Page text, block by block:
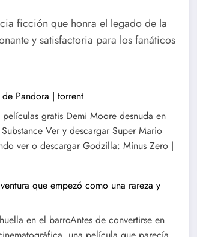
ficción que honra el legado de la
y satisfactoria para los fanáticos
Pandora | torrent
gratis Demi Moore desnuda en
Ver y descargar Super Mario
ver o descargar Godzilla: Minus Zero |
que empezó como una rareza y
en el barroAntes de convertirse en